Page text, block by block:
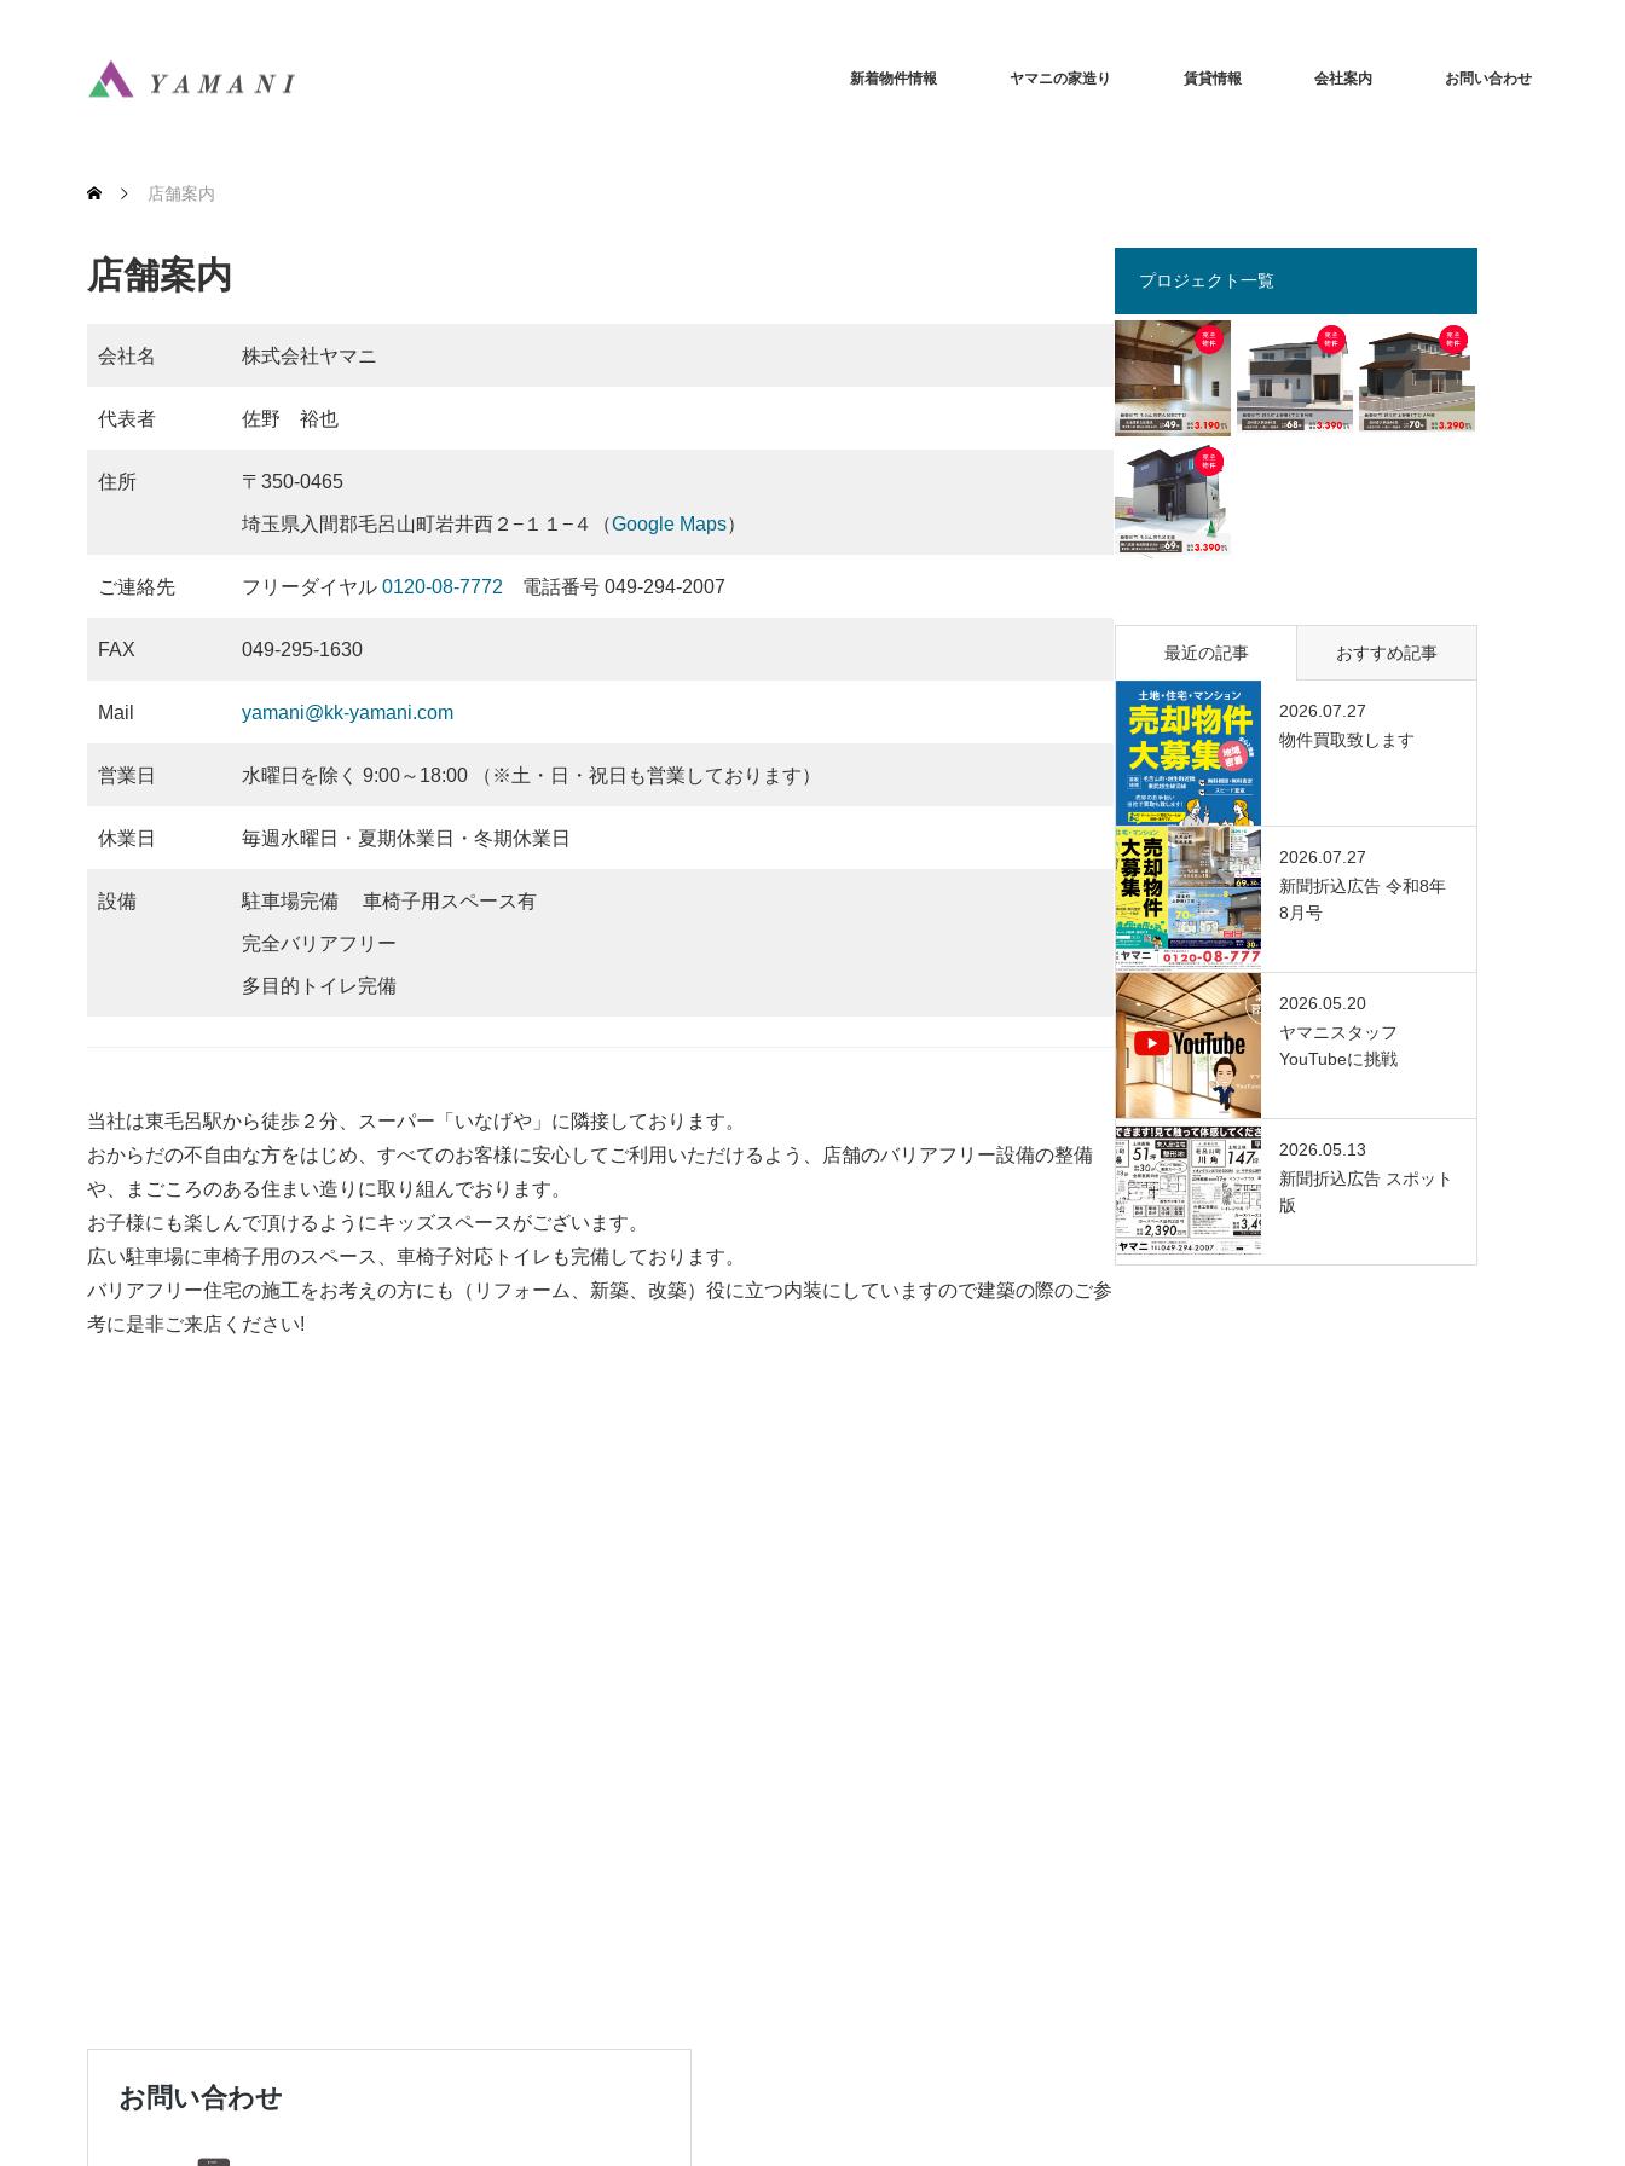
新着物件情報 ヤマニの家造り 賃貸情報 会社案内 お問い合わせ
店舗案内
店舗案内
会社名 株式会社ヤマニ
代表者 佐野 裕也
住所 〒350-0465
埼玉県入間郡毛呂山町岩井西２−１１−４（Google Maps）
ご連絡先 フリーダイヤル 0120-08-7772 電話番号 049-294-2007
FAX 049-295-1630
Mail yamani@kk-yamani.com
営業日 水曜日を除く 9:00～18:00 （※土・日・祝日も営業しております）
休業日 毎週水曜日・夏期休業日・冬期休業日
設備 駐車場完備 車椅子用スペース有
完全バリアフリー
多目的トイレ完備
当社は東毛呂駅から徒歩２分、スーパー「いなげや」に隣接しております。
おからだの不自由な方をはじめ、すべてのお客様に安心してご利用いただけるよう、店舗のバリアフリー設備の整備
や、まごころのある住まい造りに取り組んでおります。
お子様にも楽しんで頂けるようにキッズスペースがございます。
広い駐車場に車椅子用のスペース、車椅子対応トイレも完備しております。
バリアフリー住宅の施工をお考えの方にも（リフォーム、新築、改築）役に立つ内装にしていますので建築の際のご参
考に是非ご来店ください!
プロジェクト一覧
最近の記事 おすすめ記事
2026.07.27
物件買取致します
2026.07.27
新聞折込広告 令和8年
8月号
2026.05.20
ヤマニスタッフ
YouTubeに挑戦
2026.05.13
新聞折込広告 スポット
版